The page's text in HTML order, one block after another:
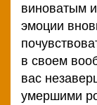
виноватым
эмоции
в своем
вас
умершими